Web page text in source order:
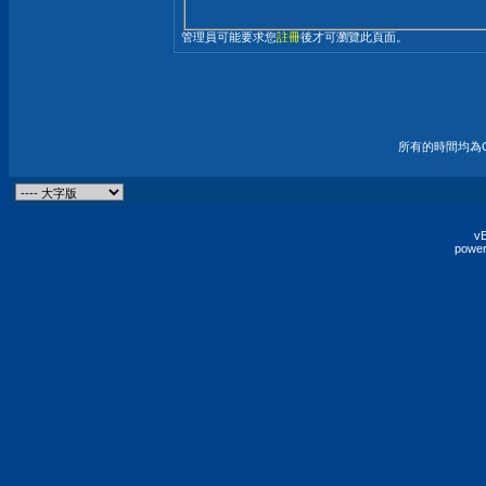
管理員可能要求您註冊後才可瀏覽此頁面。
所有的時間均為